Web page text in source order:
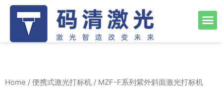
Home / 便携式激光打标机 / MZF-F系列紫外斜面激光打标机